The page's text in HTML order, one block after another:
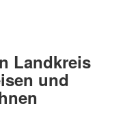
Landkreis
und